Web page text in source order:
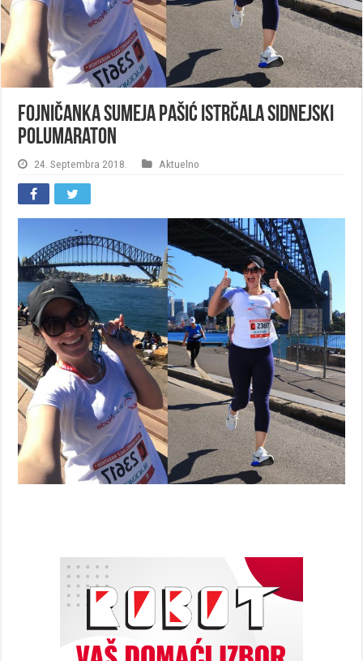
Fojničanka Sumeja Pašić istrčala Sidnejski
polumaraton
24. Septembra 2018. Aktuelno